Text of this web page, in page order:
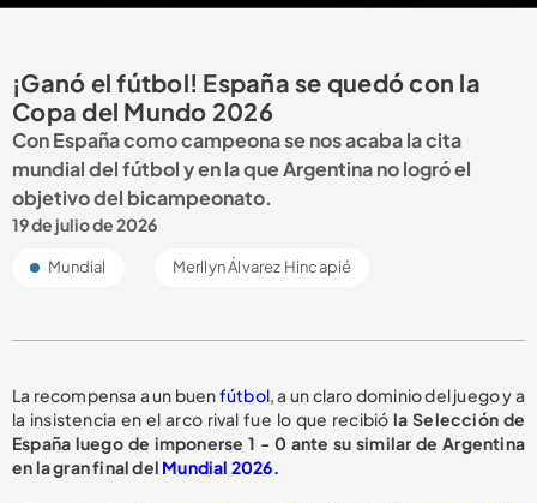
¡Ganó el fútbol! España se quedó con la
Copa del Mundo 2026
Con España como campeona se nos acaba la cita
mundial del fútbol y en la que Argentina no logró el
objetivo del bicampeonato.
19 de julio de 2026
Mundial Merllyn Álvarez Hincapié
La recompensa a un buenfútbol, a un claro dominio del juego y a
la insistencia en el arco rival fue lo que recibióla Selección de
España luego de imponerse 1 - 0 ante su similar de Argentina
en la gran final del Mundial 2026.